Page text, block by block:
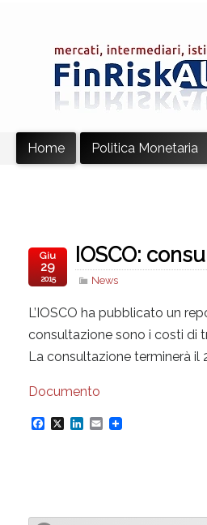
Home Politica Monetaria
IOSCO:
News
Giu
29
2015
L’IOSCO ha pubblicato un
consultazione sono i costi di
La consultazione terminerà il
Documento
F
b
X
L
e
E
l